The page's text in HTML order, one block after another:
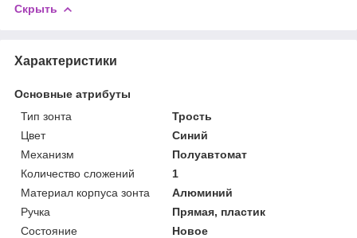
Скрыть
Характеристики
Основные атрибуты
Тип зонта
Трость
Цвет
Синий
Механизм
Полуавтомат
Количество сложений
1
Материал корпуса зонта
Алюминий
Ручка
Прямая, пластик
Состояние
Новое